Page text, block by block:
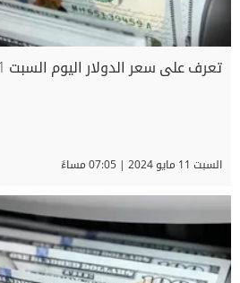
تعرف على سعر الدولار اليوم السبت 11 مايو 2024
السبت 11 مايو 2024 | 07:05 مساءً